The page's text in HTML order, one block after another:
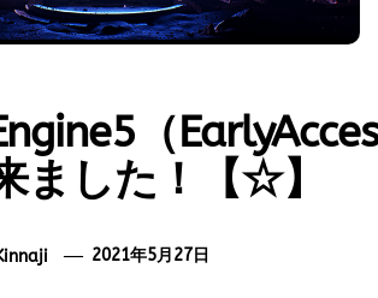
（
ました！【☆】
2021年5月27日